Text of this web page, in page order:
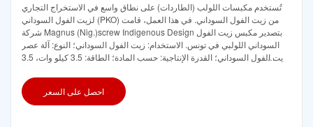
تُستخدم مكبسات اللولب (الطاردات) على نطاق واسع في الاستخراج التجاري
لزيت الفول السوداني (PKO) من زيت الفول السوداني. في هذا العمل، قامت
شركة Magnus (Nig.)screw Indigenous Design بتصدير مكبس زيت الفول
السوداني اللولبي في تونس. الاستخدام: زيت الفول السوداني؛ النوع: آلة عصر
زيت الفول السوداني؛ القدرة الإنتاجية: حسب المادة؛ الطاقة: 3.5 كيلو وات، 3.5
احصل على السعر